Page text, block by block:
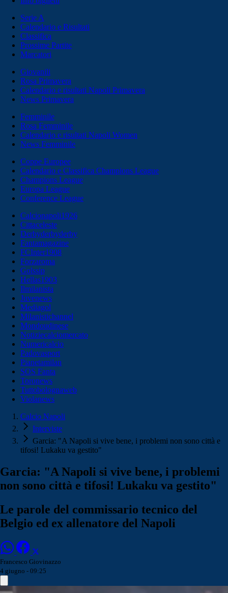
Serie A
Calendario e Risultati
Classifica
Prossime Partite
Marcatori
Giovanili
Rosa Primavera
Calendario e risultati Napoli Primavera
News Primavera
Femminile
Rosa Femminile
Calendario e risultati Napoli Women
News Femminile
Coppe Europee
Calendario e Classifica Champions League
Champions League
Europa League
Conference League
Calcionapoli1926
Cittaceleste
Derbyderbyderby
Fantamagazine
FCInter1908
Forzaroma
Golssip
Hellas1903
Ilmilanista
Juvenews
Mediagol
Milanistichannel
Mondoudinese
Notiziecalciomercato
Numericalcio
Padovasport
Pianetamilan
SOS Fanta
Toronews
Tuttobolognaweb
Violanews
Calcio Napoli
Interviste
Garcia: "A Napoli si vive bene, i problemi non sono città e
tifosi! Lukaku va gestito"
Garcia: "A Napoli si vive bene, i problemi
non sono città e tifosi! Lukaku va gestito"
Le parole del commissario tecnico del
Belgio ed ex allenatore del Napoli
Francesco Giovinazzo
4 giugno - 09:25